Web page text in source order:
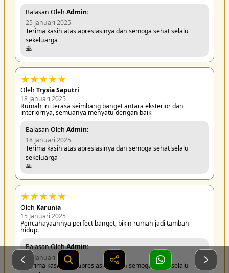
Balasan Oleh Admin:
25 Januari 2025
Terima kasih atas apresiasinya dan semoga sehat selalu
sekeluarga
🙏
★★★★★
Oleh Trysia Saputri
18 Januari 2025
Rumah ini terasa seimbang banget antara eksterior dan
interiornya, semuanya menyatu dengan baik
Balasan Oleh Admin:
18 Januari 2025
Terima kasih atas apresiasinya dan semoga sehat selalu
sekeluarga
🙏
★★★★★
Oleh Karunia
15 Januari 2025
Pencahayaannya perfect banget, bikin rumah jadi tambah
hidup.
Balasan OlehAdmin:
15 Januari 2025
Terima kasih atas apresiasinya dan semoga sehat selalu